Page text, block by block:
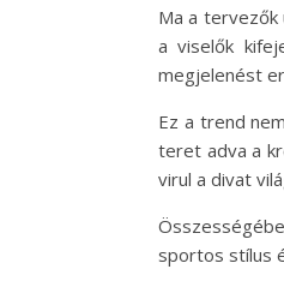
Ma a tervezők
a viselők
megjelenést
Ez a trend
teret adva a
virul a divat
sportos stílus